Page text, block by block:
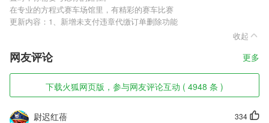
在专业的方程式赛车场馆里，有精彩的赛车比赛
更新内容：1、新增未支付违章代缴订单删除功能
收起
网友评论 更多
下载火狐网页版，参与网友评论互动 ( 4948 条 )
334
尉迟红蓓